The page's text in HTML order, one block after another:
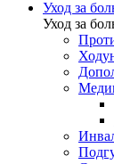
Уход за
Уход за